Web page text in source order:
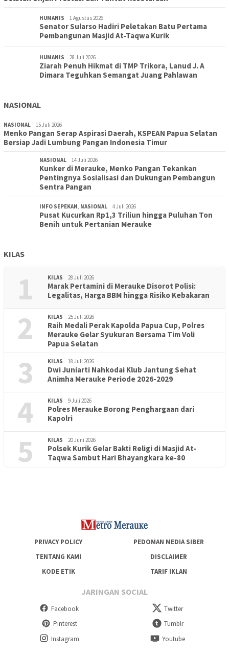
HUMANIS 1 Agustus 2026
Senator Sularso Hadiri Peletakan Batu Pertama
Pembangunan Masjid At-Taqwa Kurik
HUMANIS 28 Juli 2026
Ziarah Penuh Hikmat di TMP Trikora, Lanud J. A
Dimara Teguhkan Semangat Juang Pahlawan
NASIONAL
NASIONAL 15 Juli 2026
Menko Pangan Serap Aspirasi Daerah, KSPEAN Papua Selatan
Bersiap Jadi Lumbung Pangan Indonesia Timur
NASIONAL 14 Juli 2026
Kunker di Merauke, Menko Pangan Tekankan
Pentingnya Sosialisasi dan Dukungan Pembangun
Sentra Pangan
INFO SEPEKAN NASIONAL 4 Juli 2026
Pusat Kucurkan Rp1,3 Triliun hingga Puluhan Ton
Benih untuk Pertanian Merauke
KILAS
1 KILAS 28 Juli 2026
Marak Pertamini di Merauke Disorot Polisi:
Legalitas, Harga BBM hingga Risiko Kebakaran
2 KILAS 25 Juli 2026
Raih Medali Perak Kapolda Papua Cup, Polres
Merauke Gelar Syukuran Bersama Tim Voli
Papua Selatan
3 KILAS 18 Juli 2026
Dwi Juniarti Nahkodai Klub Jantung Sehat
Animha Merauke Periode 2026-2029
4 KILAS 9 Juli 2026
Polres Merauke Borong Penghargaan dari
Kapolri
5 KILAS 20 Juni 2026
Polsek Kurik Gelar Bakti Religi di Masjid At-
Taqwa Sambut Hari Bhayangkara ke-80
PENDIDIKAN 18 Juni 2026
Lepas Puluhan Peserta Didik, TK Yapis 2 Merauke Siapkan
PRIVACY POLICY
PEDOMAN MEDIA SIBER
TENTANG KAMI
DISCLAIMER
KODE ETIK
TARIF IKLAN
JARINGAN SOCIAL
Facebook
Twitter
Pinterest
Tumblr
Instagram
Youtube